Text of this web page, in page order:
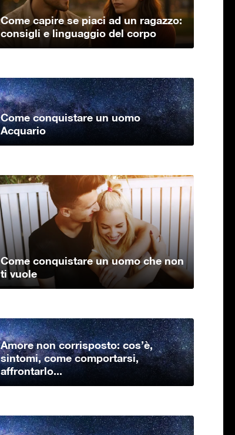
Come capire se piaci ad un ragazzo:
consigli e linguaggio del corpo
Come conquistare un uomo
Acquario
Come conquistare un uomo che non
ti vuole
Amore non corrisposto: cos’è,
sintomi, come comportarsi,
affrontarlo...